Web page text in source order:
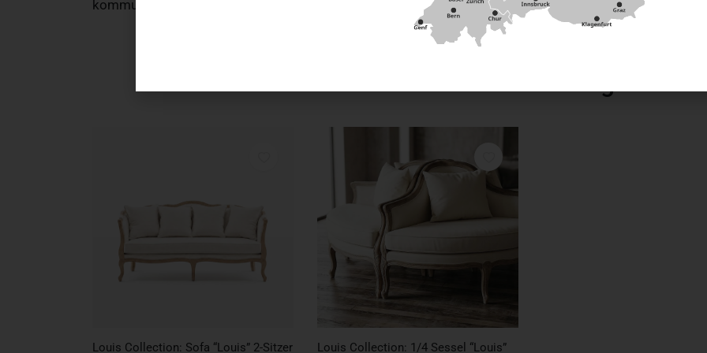
kommunikative Atmosphäre zu schaffen. Die passenden Miet-Kissen finden Sie ebenfalls in unserem
RESERVIEREN
Louis Collection: Sofa “Louis” 2-Sitzer RESERVIEREN
Louis Collection: 1/4 Sessel “Louis”